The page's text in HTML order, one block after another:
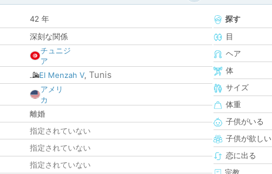
42 年
深刻な関係
チュニジ
ア
El Menzah V, Tunis
アメリ
カ
離婚
指定されていない
指定されていない
指定されていない
探す
目
ヘア
体
サイズ
体重
子供がいる
子供が欲しい
恋に出る